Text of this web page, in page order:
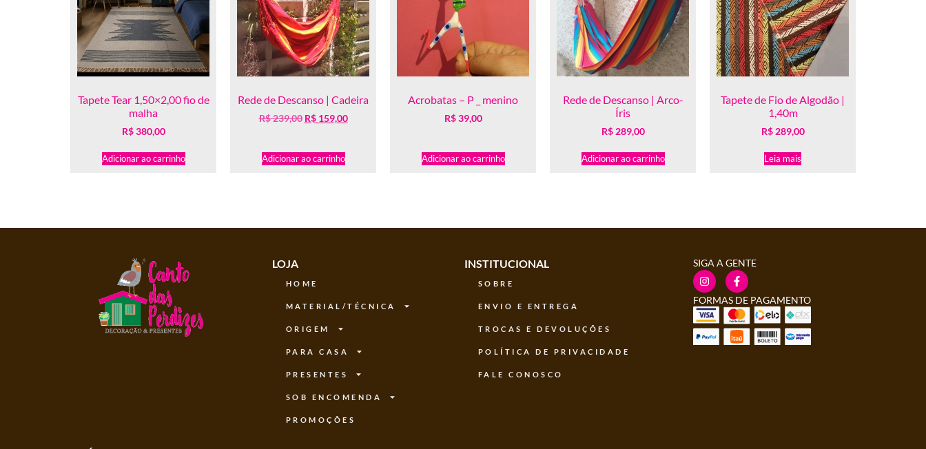
Tapete Tear 1,50×2,00 fio de
malha
R$380,00
Adicionar ao carrinho
Rede de Descanso | Cadeira
R$239,00 R$159,00
Adicionar ao carrinho
Acrobatas – P _ menino
R$39,00
Adicionar ao carrinho
Rede de Descanso | Arco-
Íris
R$289,00
Adicionar ao carrinho
Tapete de Fio de Algodão |
1,40m
R$289,00
Leia mais
LOJA
HOME
MATERIAL/TÉCNICA
ORIGEM
PARA CASA
PRESENTES
SOB ENCOMENDA
PROMOÇÕES
INSTITUCIONAL
SOBRE
ENVIO E ENTREGA
TROCAS E DEVOLUÇÕES
POLÍTICA DE PRIVACIDADE
FALE CONOSCO
SIGA A GENTE
FORMAS DE PAGAMENTO